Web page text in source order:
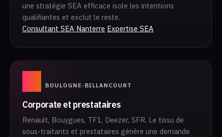
une stratégie SEA efficace isole les intentions
qualifiantes et exclut le reste.
Consultant SEA Nanterre Expertise SEA
BOULOGNE-BILLANCOURT
Corporate et prestataires
Renault, Bouygues, TF1, Deezer, SFR. Le tissu de
sous-traitants et prestataires génère une demande